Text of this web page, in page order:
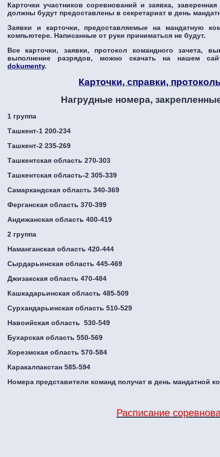
Карточки участников соревнований и заявка,
должны будут предоставлены в секретариат в день
Заявки и карточки, предоставляемые на мандатную
компьютере. Написанные от руки приниматься не будут.
Все карточки, заявки, протокол командного зачета,
выполнение разрядов, можно скачать на нашем
dokumenty.
Карточки, справки,
Нагрудные номера,
1 группа
Ташкент-1 200-234
Ташкент-2 235-269
Ташкентская область 270-303
Ташкентская область-2 305-339
Самаркандская область 340-369
Ферганская область 370-399
Андижанская область 400-419
2 группа
Наманганская область 420-444
Сырдарьинская область 445-469
Джизакская область 470-484
Кашкадарьинская область 485-509
Сурхандарьинская область 510-529
Навоийская область 530-549
Бухарская область 550-569
Хорезмская область 570-584
Каракалпакстан 585-594
Номера представители команд получат в день мандатной
Расписание